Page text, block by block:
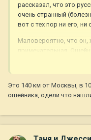
рассказал, что это
очень странный
вот с тех пор ни его, ни
Маловероятно, что он,
примечательная.
Это 140 км от Москвы, в
ошейника, одели что